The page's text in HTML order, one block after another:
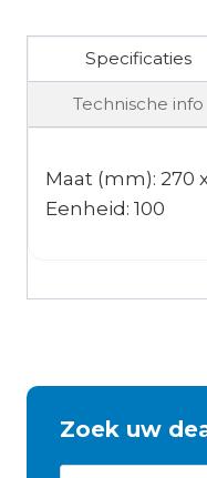
Specificaties
Technische info
Maat (mm): 270
Eenheid: 100
Zoek uw